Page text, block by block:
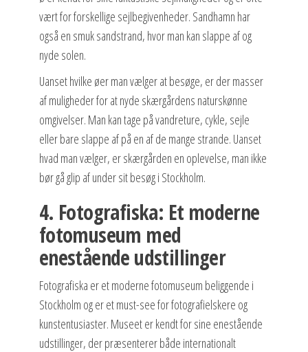
vært for forskellige sejlbegivenheder. Sandhamn har
også en smuk sandstrand, hvor man kan slappe af og
nyde solen.
Uanset hvilke øer man vælger at besøge, er der masser
af muligheder for at nyde skærgårdens naturskønne
omgivelser. Man kan tage på vandreture, cykle, sejle
eller bare slappe af på en af de mange strande. Uanset
hvad man vælger, er skærgården en oplevelse, man ikke
bør gå glip af under sit besøg i Stockholm.
4. Fotografiska: Et moderne
fotomuseum med
enestående udstillinger
Fotografiska er et moderne fotomuseum beliggende i
Stockholm og er et must-see for fotografielskere og
kunstentusiaster. Museet er kendt for sine enestående
udstillinger, der præsenterer både internationalt